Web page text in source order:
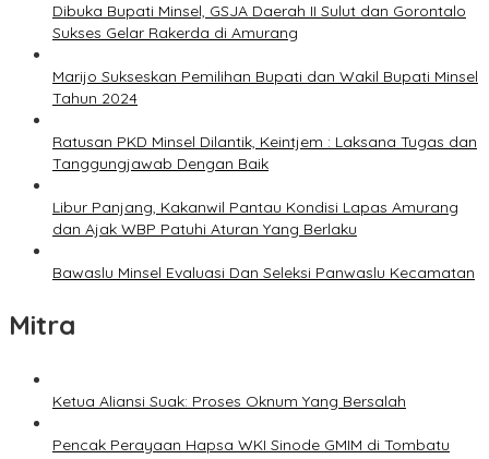
Dibuka Bupati Minsel, GSJA Daerah II Sulut dan Gorontalo
Sukses Gelar Rakerda di Amurang
Marijo Sukseskan Pemilihan Bupati dan Wakil Bupati Minsel
Tahun 2024
Ratusan PKD Minsel Dilantik, Keintjem : Laksana Tugas dan
Tanggungjawab Dengan Baik
Libur Panjang, Kakanwil Pantau Kondisi Lapas Amurang
dan Ajak WBP Patuhi Aturan Yang Berlaku
Bawaslu Minsel Evaluasi Dan Seleksi Panwaslu Kecamatan
Mitra
Ketua Aliansi Suak: Proses Oknum Yang Bersalah
Pencak Perayaan Hapsa WKI Sinode GMIM di Tombatu